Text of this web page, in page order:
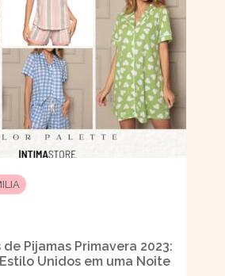
Pijamas Primavera 2023:
Unidos em uma Noite